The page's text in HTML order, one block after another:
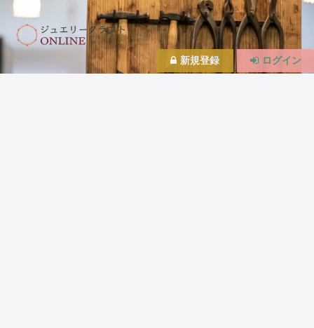
新規登録 ログイン